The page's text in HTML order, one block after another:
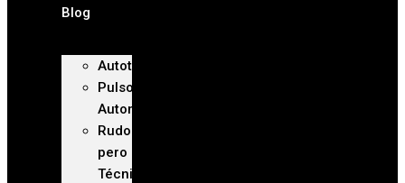
Blog
Autoteca
Pulso
Automotriz
Rudo
pero
Técnico